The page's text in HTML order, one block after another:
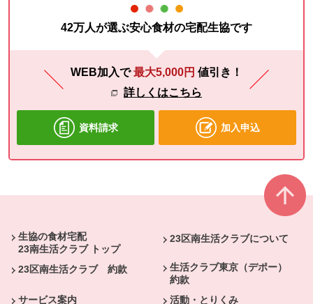
42万人が選ぶ安心食材の宅配生協です
WEB加入で最大5,000円 値引き！
詳しくはこちら
資料請求 加入申込
生協の食材宅配
23南生活クラブ トップ
23区南生活クラブについて
23区南生活クラブ 約款
生活クラブ東京（デポー）
約款
サービス案内
活動・とりくみ